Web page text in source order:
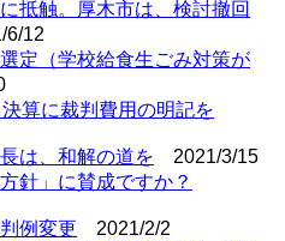
抵触。厚木市は、検討撤回
6/12
定（学校給食生ごみ対策が
算に裁判費用の明記を
は、和解の道を
2021/3/15
針」に賛成ですか？
例変更
2021/2/2